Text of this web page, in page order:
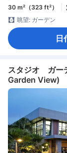
30 m²（323 ft²）
眺望: ガーデン
日
スタジオ ガー
Garden View)